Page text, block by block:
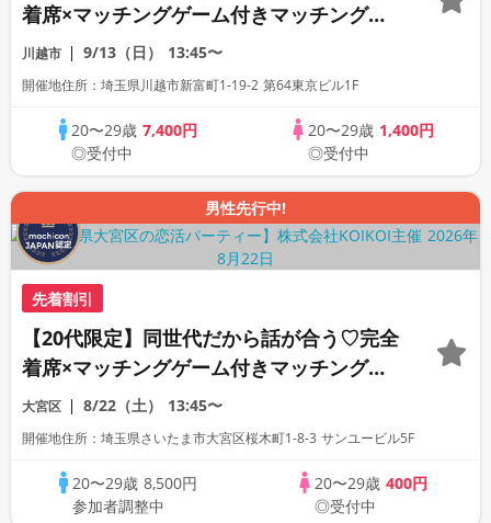
着席×マッチングゲーム付きマッチングコ
ン
川越市 9/13（日） 13:45〜
開催地住所：埼玉県川越市新富町1-19-2 第64東京ビル1F
20〜29歳7,400円
◎受付中
20〜29歳 1,400円
◎受付中
男性先行中!
先着割引
【20代限定】同世代だから話が合う♡完全
着席×マッチングゲーム付きマッチングコ
ン
大宮区 8/22（土） 13:45〜
開催地住所：埼玉県さいたま市大宮区桜木町1-8-3 サンユービル5F
20〜29歳 8,500円
参加者調整中
20〜29歳 400円
◎受付中